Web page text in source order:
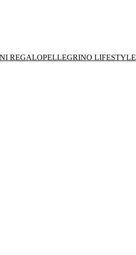
REGALOPELLEGRINO LIFESTYLE